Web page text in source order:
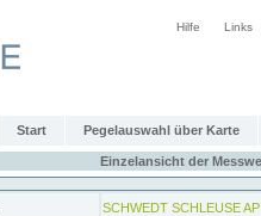
Hilfe Links
Start Pegelauswahl über Karte
Einzelansicht der
SCHWEDT SCHLEUSE AP